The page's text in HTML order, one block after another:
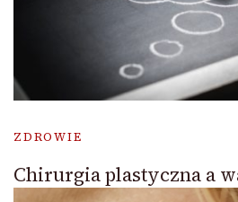
ZDROWIE
Chirurgia plastyczna a